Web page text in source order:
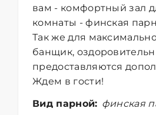
вам - комфортный зал
комнаты - финская
Так же для
банщик,
предоставляются
Ждем в гости!
Вид парной: финская